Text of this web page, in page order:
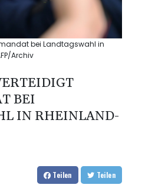
bei Landtagswahl in
Archiv
BEI
IN RHEINLAND-
Teilen Teilen